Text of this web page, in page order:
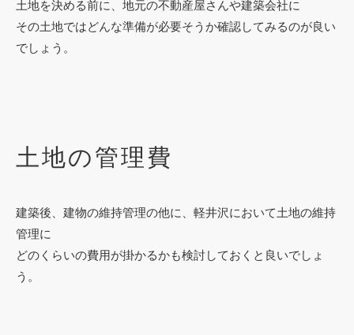
土地を決める前に、地元の不動産屋さんや建築会社に
その土地ではどんな準備が必要そうか確認してみるのが良い
でしょう。
土地の管理費
建築後、建物の維持管理の他に、軽井沢において土地の維持
管理に
どのくらいの費用が掛かるかも検討しておくと良いでしょ
う。